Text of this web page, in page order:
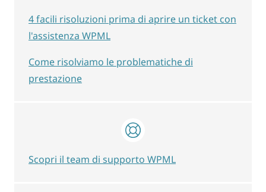
4 facili risoluzioni prima di aprire un ticket con
l'assistenza WPML
Come risolviamo le problematiche di
prestazione
Scopri il team di supporto WPML